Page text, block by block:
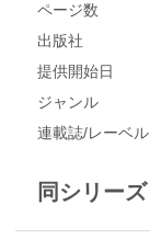
ページ数
出版社
提供開始日
ジャンル
連載誌/レーベル
同シリーズ